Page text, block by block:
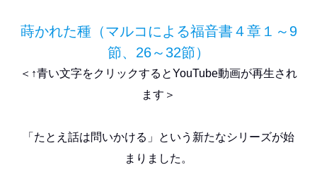
蒔かれた種（マルコによる福音書４章１～9
節、26～32節）
＜↑青い文字をクリックするとYouTube動画が再生され
ます＞
「たとえ話は問いかける」という新たなシリーズが始
まりました。